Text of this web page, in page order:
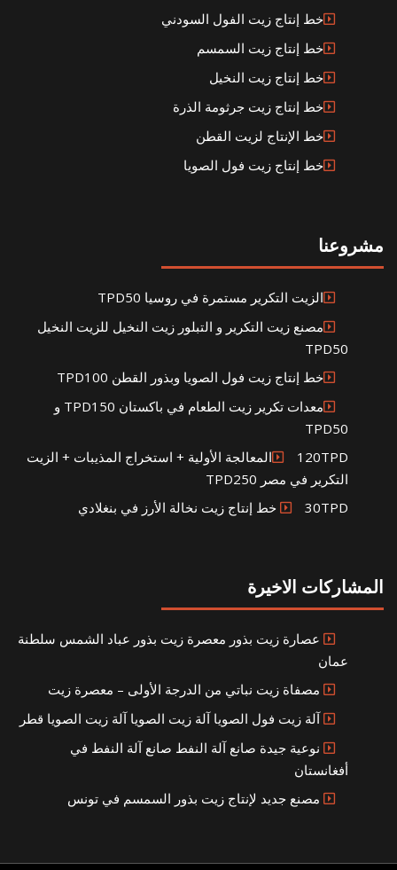
خط إنتاج زيت الفول السودني
خط إنتاج زيت السمسم
خط إنتاج زيت النخيل
خط إنتاج زيت جرثومة الذرة
خط الإنتاج لزيت القطن
خط إنتاج زيت فول الصويا
مشروعنا
الزيت التكرير مستمرة في روسيا TPD50
مصنع زيت التكرير و التبلور زيت النخيل للزيت النخيل
TPD50
خط إنتاج زيت فول الصويا وبذور القطن TPD100
معدات تكرير زيت الطعام في باكستان TPD150 و
TPD50
120TPDالمعالجة الأولية + استخراج المذيبات + الزيت
التكرير في مصر TPD250
30TPD خط إنتاج زيت نخالة الأرز في بنغلادي
المشاركات الاخيرة
عصارة زيت بذور معصرة زيت بذور عباد الشمس سلطنة
عمان
مصفاة زيت نباتي من الدرجة الأولى – معصرة زيت
آلة زيت فول الصويا آلة زيت الصويا آلة زيت الصويا قطر
نوعية جيدة صانع آلة النفط صانع آلة النفط في
أفغانستان
مصنع جديد لإنتاج زيت بذور السمسم في تونس